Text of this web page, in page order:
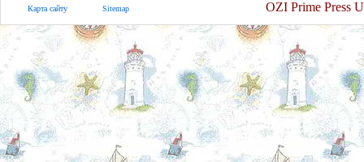
Карта сайту Sitemap OZI Prime Press